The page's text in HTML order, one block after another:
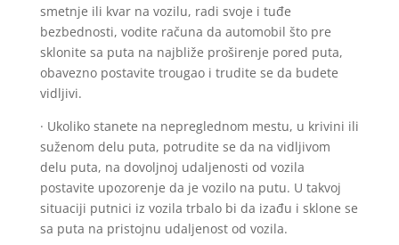
smetnje ili kvar na vozilu, radi svoje i tuđe
bezbednosti, vodite računa da automobil što pre
sklonite sa puta na najbliže proširenje pored puta,
obavezno postavite trougao i trudite se da budete
vidljivi.
· Ukoliko stanete na nepreglednom mestu, u krivini ili
suženom delu puta, potrudite se da na vidljivom
delu puta, na dovoljnoj udaljenosti od vozila
postavite upozorenje da je vozilo na putu. U takvoj
situaciji putnici iz vozila trbalo bi da izađu i sklone se
sa puta na pristojnu udaljenost od vozila.